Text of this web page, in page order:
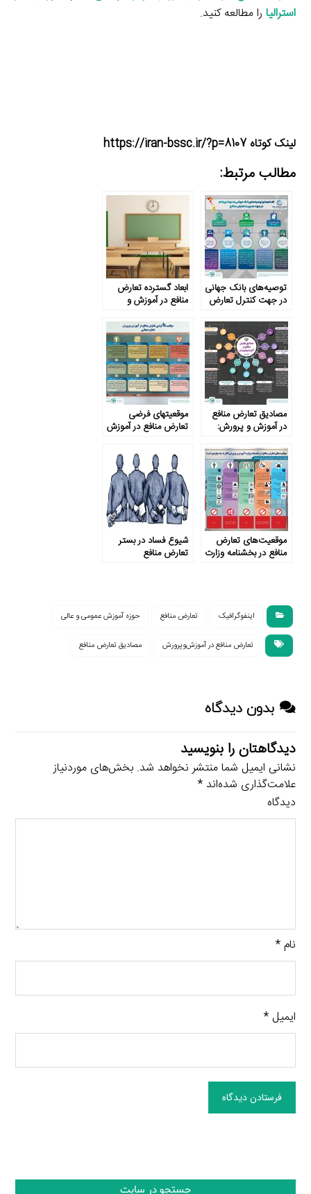
استرالیا را مطالعه کنید.
لینک کوتاه https://iran-bssc.ir/?p=8107
مطالب مرتبط:
توصیه‌های بانک جهانی
در جهت کنترل تعارض
ابعاد گسترده تعارض
منافع در آموزش و
مصادیق تعارض منافع
در آموزش‌ و پرورش:
موقعیت­های فرضی
تعارض منافع در آموزش
موقعیت‌های تعارض
منافع در بخشنامه وزارت
شیوع فساد در بستر
تعارض منافع
اینفوگرافیک تعارض منافع حوزه آموزش عمومی و عالی
تعارض منافع در آموزش‌وپرورش مصادیق تعارض منافع
بدون دیدگاه
دیدگاهتان را بنویسید
نشانی ایمیل شما منتشر نخواهد شد. بخش‌های موردنیاز
علامت‌گذاری شده‌اند*
دیدگاه
نام*
ایمیل*
فرستادن دیدگاه
جستجو در سایت